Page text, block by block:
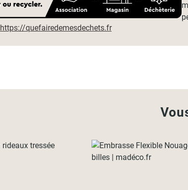
https://quefairedemesdechets.fr